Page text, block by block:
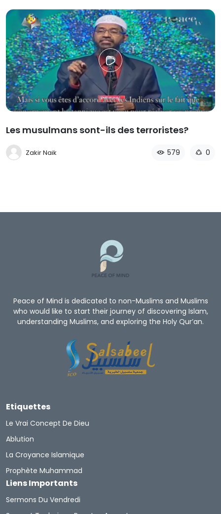
Les musulmans sont-ils des terroristes?
Zakir Naik 579 0
Peace of Mind is dedicated to non-Muslims and Muslims
who would like to start their journey of discovering Islam,
understanding Muslims, and exploring the Holy Qur’an.
Etiquettes
Le Vrai Concept De Dieu
Ablution
La Croyance Islamique
Prophète Muhammad
Liens Importants
Sermons Du Vendredi